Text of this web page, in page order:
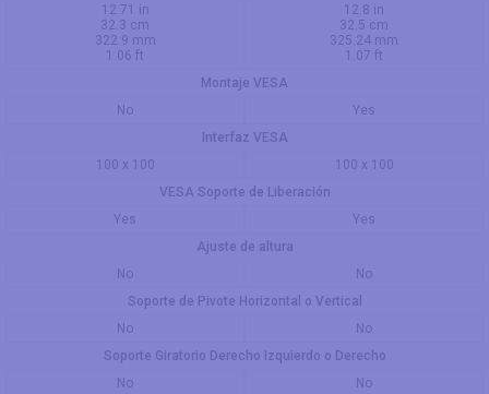
12.71 in
32.3 cm
322.9 mm
1.06 ft
12.8 in
32.5 cm
325.24 mm
1.07 ft
Montaje VESA
No
Yes
Interfaz VESA
100 x 100
100 x 100
VESA Soporte de Liberación
Yes
Yes
Ajuste de altura
No
No
Soporte de Pivote Horizontal o Vertical
No
No
Soporte Giratorio Derecho Izquierdo o Derecho
No
No